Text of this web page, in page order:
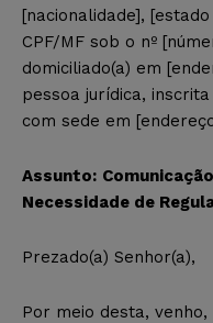
[nacionalidade],
CPF/MF sob o nº
domiciliado(a) em
pessoa jurídica,
com sede em
Assunto:
Necessidade de
Prezado(a) Senhor(a),
Por meio desta,